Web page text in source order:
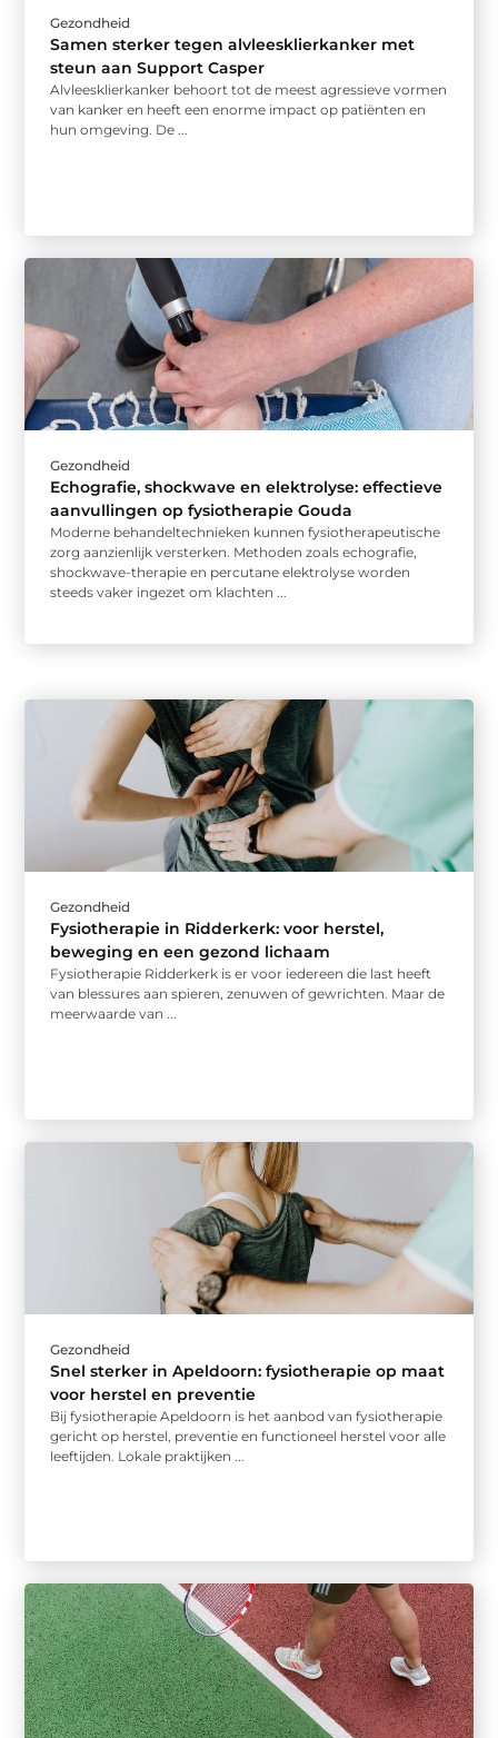
Gezondheid
Samen sterker tegen alvleesklierkanker met
steun aan Support Casper
Alvleesklierkanker behoort tot de meest agressieve vormen
van kanker en heeft een enorme impact op patiënten en
hun omgeving. De ...
Gezondheid
Echografie, shockwave en elektrolyse: effectieve
aanvullingen op fysiotherapie Gouda
Moderne behandeltechnieken kunnen fysiotherapeutische
zorg aanzienlijk versterken. Methoden zoals echografie,
shockwave-therapie en percutane elektrolyse worden
steeds vaker ingezet om klachten ...
Gezondheid
Fysiotherapie in Ridderkerk: voor herstel,
beweging en een gezond lichaam
Fysiotherapie Ridderkerk is er voor iedereen die last heeft
van blessures aan spieren, zenuwen of gewrichten. Maar de
meerwaarde van ...
Gezondheid
Snel sterker in Apeldoorn: fysiotherapie op maat
voor herstel en preventie
Bij fysiotherapie Apeldoorn is het aanbod van fysiotherapie
gericht op herstel, preventie en functioneel herstel voor alle
leeftijden. Lokale praktijken ...